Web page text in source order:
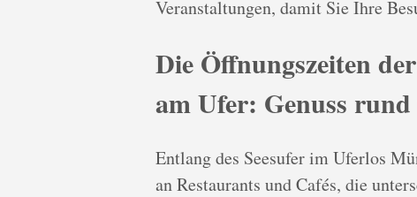
Veranstaltungen, damit Sie Ihre
Die Öffnungszeiten
am Ufer: Genuss
Entlang des Seesufer im Uferlos
an Restaurants und Cafés, die